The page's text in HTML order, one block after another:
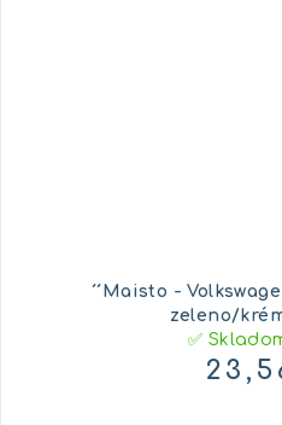
´´Maisto - Volkswagen
zeleno/
✅